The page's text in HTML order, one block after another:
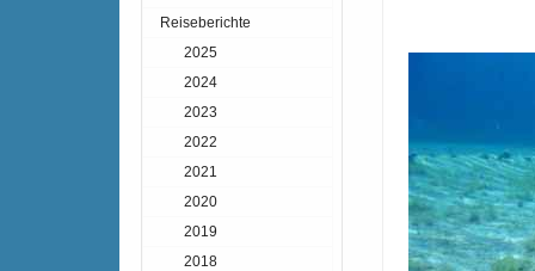
Reiseberichte
2025
2024
2023
2022
2021
2020
2019
2018